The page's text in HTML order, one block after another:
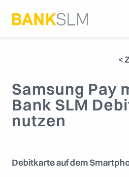
<
Samsung Pay
Bank SLM
nutzen
Debitkarte auf dem